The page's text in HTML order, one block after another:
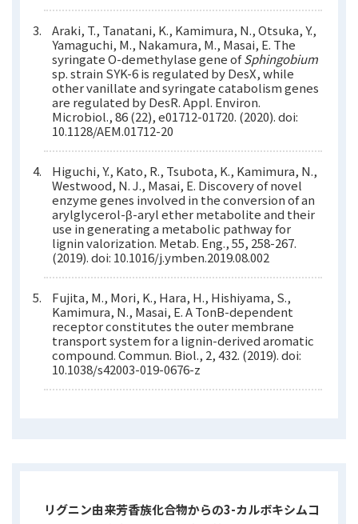
Araki, T., Tanatani, K., Kamimura, N., Otsuka, Y.,
Yamaguchi, M., Nakamura, M., Masai, E. The
syringate O-demethylase gene ofSphingobium
sp. strain SYK-6 is regulated by DesX, while
other vanillate and syringate catabolism genes
are regulated by DesR. Appl. Environ.
Microbiol., 86 (22), e01712-01720. (2020). doi:
10.1128/AEM.01712-20
Higuchi, Y., Kato, R., Tsubota, K., Kamimura, N.,
Westwood, N. J., Masai, E. Discovery of novel
enzyme genes involved in the conversion of an
arylglycerol-β-aryl ether metabolite and their
use in generating a metabolic pathway for
lignin valorization. Metab. Eng., 55, 258-267.
(2019). doi: 10.1016/j.ymben.2019.08.002
Fujita, M., Mori, K., Hara, H., Hishiyama, S.,
Kamimura, N., Masai, E. A TonB-dependent
receptor constitutes the outer membrane
transport system for a lignin-derived aromatic
compound. Commun. Biol., 2, 432. (2019). doi:
10.1038/s42003-019-0676-z
リグニン由来芳香族化合物からの3-カルボキシムコ